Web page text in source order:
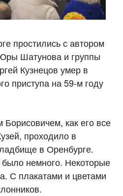
простились с автором
Шатунова и группы
Кузнецов умер в
приступа на 59-м году
как его все
проходило в
в Оренбурге.
немного. Некоторые
С плакатами и цветами